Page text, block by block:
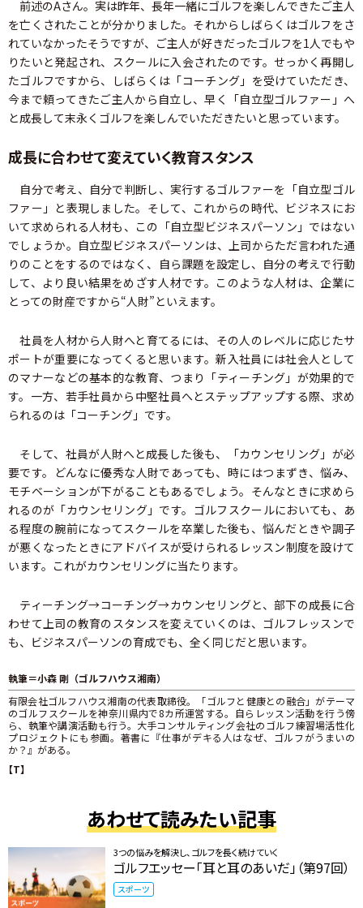
前述のAさん。実は昨年、長年一緒にゴルフを楽しんできたご主人
を亡くされたことが分かりました。それからしばらくはゴルフをさ
れていなかったそうですが、ご主人が好きだったゴルフを1人でもや
りたいと発起され、スクールに入会されたのです。せっかく再開し
たゴルフですから、しばらくは「コーチング」を受けていただき、
今まで頼ってきたご主人から自立し、早く「自立型ゴルファー」へ
と成長して末永くゴルフを楽しんでいただきたいと思っています。
成長に合わせて変えていく教育スタンス
自分で考え、自分で判断し、実行するゴルファーを「自立型ゴル
ファー」と表現しました。そして、これからの時代、ビジネスにお
いて求められる人材も、この「自立型ビジネスパーソン」ではない
でしょうか。自立型ビジネスパーソンは、上司からただ言われた通
りのことをするのではなく、自ら課題を設定し、自分の考えで行動
して、より良い結果をめざす人材です。このような人材は、企業に
とっての財産ですから“人財”といえます。
社員を人材から人財へと育てるには、その人のレベルに応じたサ
ポートが重要になってくると思います。新入社員には社会人として
のマナーなどの基本的な教育、つまり「ティーチング」が効果的で
す。一方、若手社員から中堅社員へとステップアップする際、求め
られるのは「コーチング」です。
そして、社員が人財へと成長した後も、「カウンセリング」が必
要です。どんなに優秀な人財であっても、時にはつまずき、悩み、
モチベーションが下がることもあるでしょう。そんなときに求めら
れるのが「カウンセリング」です。ゴルフスクールにおいても、あ
る程度の腕前になってスクールを卒業した後も、悩んだときや調子
が悪くなったときにアドバイスが受けられるレッスン制度を設けて
います。これがカウンセリングに当たります。
ティーチング→コーチング→カウンセリングと、部下の成長に合
わせて上司の教育のスタンスを変えていくのは、ゴルフレッスンで
も、ビジネスパーソンの育成でも、全く同じだと思います。
執筆＝小森 剛（ゴルフハウス湘南）
有限会社ゴルフハウス湘南の代表取締役。「ゴルフと健康との融合」がテーマ
のゴルフスクールを神奈川県内で8カ所運営する。自らレッスン活動を行う傍
ら、執筆や講演活動も行う。大手コンサルティング会社のゴルフ練習場活性化
プロジェクトにも参画。著書に『仕事がデキる人はなぜ、ゴルフがうまいの
か？』がある。
【T】
あわせて読みたい記事
3つの悩みを解決し、ゴルフを長く続けていく
ゴルフエッセー「耳と耳のあいだ」（第97回）
スポーツ